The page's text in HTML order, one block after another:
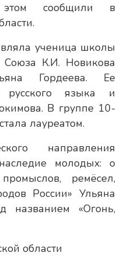
сообщили в
ученица школы
Союза К.И. Новикова
Гордеева. Ее
русского языка и
В группе 10-
лауреатом.
направления
молодых: о
ремёсел,
России» Ульяна
названием «Огонь,
области